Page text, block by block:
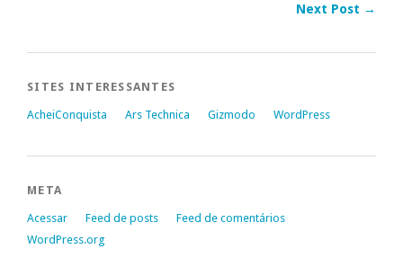
Next Post →
SITES INTERESSANTES
AcheiConquista Ars Technica Gizmodo WordPress
META
Acessar Feed de posts
Feed de comentários
WordPress.org